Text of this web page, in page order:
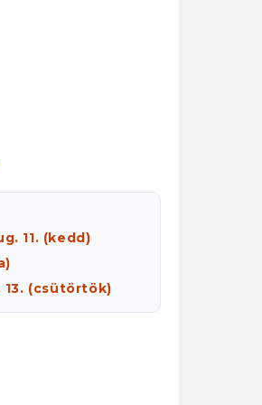
11. (kedd)
13. (csütörtök)